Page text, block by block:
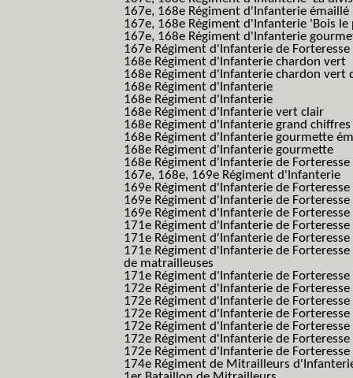
167e, 168e Régiment d'Infanterie émaillé
167e, 168e Régiment d'Infanterie 'Bois
167e, 168e Régiment d'Infanterie
167e Régiment d'Infanterie de
168e Régiment d'Infanterie chardon vert
168e Régiment d'Infanterie chardon vert
168e Régiment d'Infanterie
168e Régiment d'Infanterie
168e Régiment d'Infanterie vert clair
168e Régiment d'Infanterie grand chiffres
168e Régiment d'Infanterie gourmette
168e Régiment d'Infanterie gourmette
168e Régiment d'Infanterie de Forteresse
167e, 168e, 169e Régiment d'Infanterie
169e Régiment d'Infanterie de Forteresse
169e Régiment d'Infanterie de
169e Régiment d'Infanterie de
171e Régiment d'Infanterie de Forteresse
171e Régiment d'Infanterie de
171e Régiment d'Infanterie de
de matrailleuses
171e Régiment d'Infanterie de
172e Régiment d'Infanterie de Forteresse
172e Régiment d'Infanterie de Forteresse
172e Régiment d'Infanterie de
172e Régiment d'Infanterie de
172e Régiment d'Infanterie de
172e Régiment d'Infanterie de
174e Régiment de Mitrailleurs